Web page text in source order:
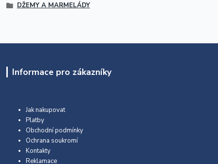
DŽEMY A MARMELÁDY
Informace pro zákazníky
Jak nakupovat
Platby
Obchodní podmínky
Ochrana soukromí
Kontakty
Reklamace